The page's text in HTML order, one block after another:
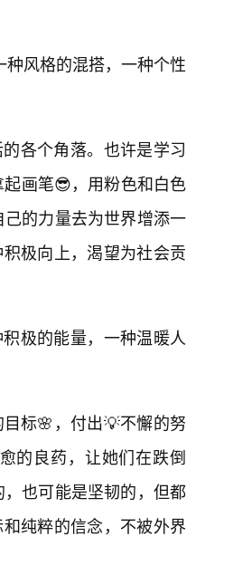
种风格的混搭，一种个性
各个角落。也许是学习
画笔😎，用粉色和白色
的力量去为世界增添一
极向上，渴望为社会贡
极的能量，一种温暖人
标🌸，付出💡不懈的努
的良药，让她们在跌倒
也可能是坚韧的，但都
纯粹的信念，不被外界